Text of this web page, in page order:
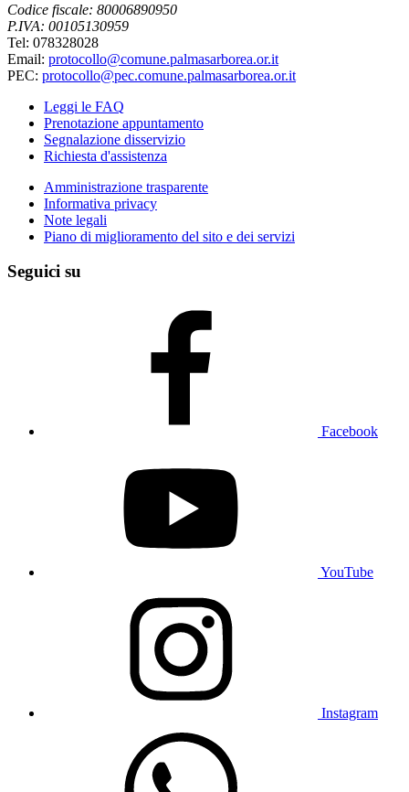
Codice fiscale: 80006890950
P.IVA: 00105130959
Tel: 078328028
Email: protocollo@comune.palmasarborea.or.it
PEC: protocollo@pec.comune.palmasarborea.or.it
Leggi le FAQ
Prenotazione appuntamento
Segnalazione disservizio
Richiesta d'assistenza
Amministrazione trasparente
Informativa privacy
Note legali
Piano di miglioramento del sito e dei servizi
Seguici su
Facebook
YouTube
Instagram